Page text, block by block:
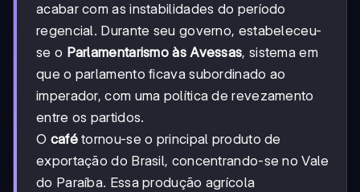
acabar com as instabilidades do período
regencial. Durante seu governo, estabeleceu-
se o Parlamentarismo às Avessas, sistema em
que o parlamento ficava subordinado ao
imperador, com uma política de revezamento
entre os partidos.
O cafétornou-se o principal produto de
exportação do Brasil, concentrando-se no Vale
do Paraíba. Essa produção agrícola